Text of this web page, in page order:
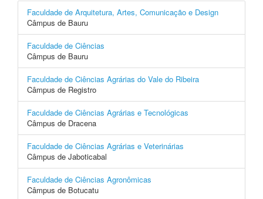
Faculdade de Arquitetura, Artes, Comunicação e Design
Câmpus de Bauru
Faculdade de Ciências
Câmpus de Bauru
Faculdade de Ciências Agrárias do Vale do Ribeira
Câmpus de Registro
Faculdade de Ciências Agrárias e Tecnológicas
Câmpus de Dracena
Faculdade de Ciências Agrárias e Veterinárias
Câmpus de Jaboticabal
Faculdade de Ciências Agronômicas
Câmpus de Botucatu